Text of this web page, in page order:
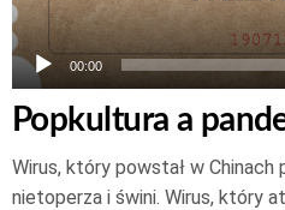
00:00
Popkultura a
Wirus, który powstał w Chinach
nietoperza i świni. Wirus, który